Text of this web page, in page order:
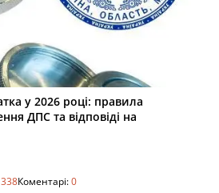
у 2026 році: правила
ДПС та відповіді на
338Коментарі:0